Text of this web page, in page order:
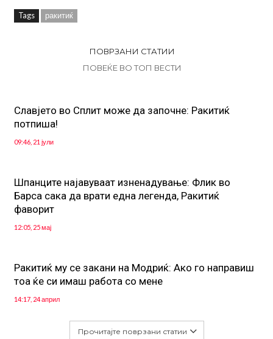
Tags ракитиќ
ПОВРЗАНИ СТАТИИ
ПОВЕЌЕ ВО ТОП ВЕСТИ
Славјето во Сплит може да започне: Ракитиќ
потпиша!
09:46, 21 јули
Шпанците најавуваат изненадување: Флик во
Барса сака да врати една легенда, Ракитиќ
фаворит
12:05, 25 мај
Ракитиќ му се закани на Модриќ: Ако го направиш
тоа ќе си имаш работа со мене
14:17, 24 април
Прочитајте поврзани статии